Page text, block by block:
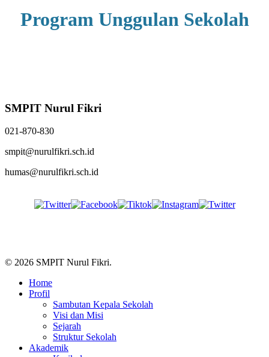
Program Unggulan Sekolah
SMPIT Nurul Fikri
021-870-830
smpit@nurulfikri.sch.id
humas@nurulfikri.sch.id
© 2026 SMPIT Nurul Fikri.
Close
Menu
Home
Profil
Sambutan Kepala Sekolah
Visi dan Misi
Sejarah
Struktur Sekolah
Akademik